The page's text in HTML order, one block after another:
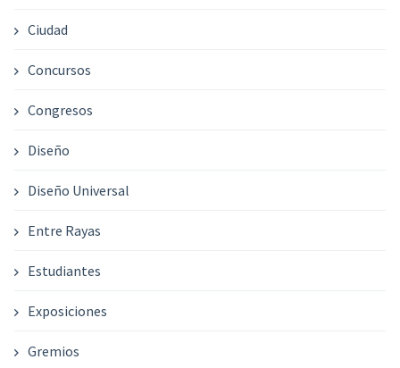
Ciudad
Concursos
Congresos
Diseño
Diseño Universal
Entre Rayas
Estudiantes
Exposiciones
Gremios